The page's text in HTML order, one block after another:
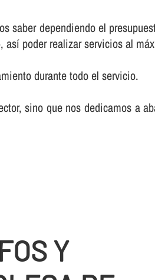
saber dependiendo el
así­ poder realizar servicios al
durante todo el servicio.
sino que nos dedicamos a
Y